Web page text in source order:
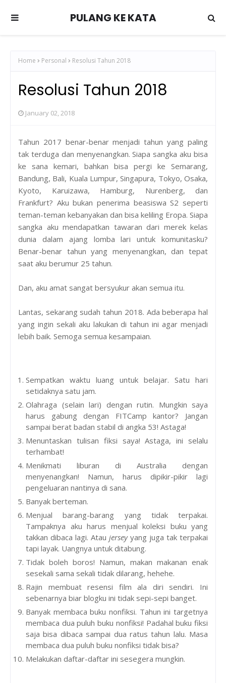
PULANG KE KATA
Home Personal Resolusi Tahun 2018
Resolusi Tahun 2018
January 02, 2018
Tahun 2017 benar-benar menjadi tahun yang paling
tak terduga dan menyenangkan. Siapa sangka aku bisa
ke sana kemari, bahkan bisa pergi ke Semarang,
Bandung, Bali, Kuala Lumpur, Singapura, Tokyo, Osaka,
Kyoto, Karuizawa, Hamburg, Nurenberg, dan
Frankfurt? Aku bukan penerima beasiswa S2 seperti
teman-teman kebanyakan dan bisa keliling Eropa. Siapa
sangka aku mendapatkan tawaran dari merek kelas
dunia dalam ajang lomba lari untuk komunitasku?
Benar-benar tahun yang menyenangkan, dan tepat
saat aku berumur 25 tahun.
Dan, aku amat sangat bersyukur akan semua itu.
Lantas, sekarang sudah tahun 2018. Ada beberapa hal
yang ingin sekali aku lakukan di tahun ini agar menjadi
lebih baik. Semoga semua kesampaian.
Sempatkan waktu luang untuk belajar. Satu hari
setidaknya satu jam.
Olahraga (selain lari) dengan rutin. Mungkin saya
harus gabung dengan FITCamp kantor? Jangan
sampai berat badan stabil di angka 53! Astaga!
Menuntaskan tulisan fiksi saya! Astaga, ini selalu
terhambat!
Menikmati liburan di Australia dengan
menyenangkan! Namun, harus dipikir-pikir lagi
pengeluaran nantinya di sana.
Banyak berteman.
Menjual barang-barang yang tidak terpakai.
Tampaknya aku harus menjual koleksi buku yang
takkan dibaca lagi. Atau jerseyyang juga tak terpakai
tapi layak. Uangnya untuk ditabung.
Tidak boleh boros! Namun, makan makanan enak
sesekali sama sekali tidak dilarang, hehehe.
Rajin membuat resensi film ala diri sendiri. Ini
sebenarnya biar blogku ini tidak sepi-sepi banget.
Banyak membaca buku nonfiksi. Tahun ini targetnya
membaca dua puluh buku nonfiksi! Padahal buku fiksi
saja bisa dibaca sampai dua ratus tahun lalu. Masa
membaca dua puluh buku nonfiksi tidak bisa?
Melakukan daftar-daftar ini sesegera mungkin.